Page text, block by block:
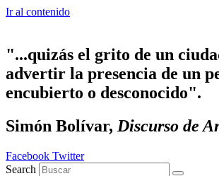
Ir al contenido
"...quizás el grito de un
advertir la presencia de un
encubierto o desconocido".
Simón Bolívar, Discurso de
Facebook Twitter
Search